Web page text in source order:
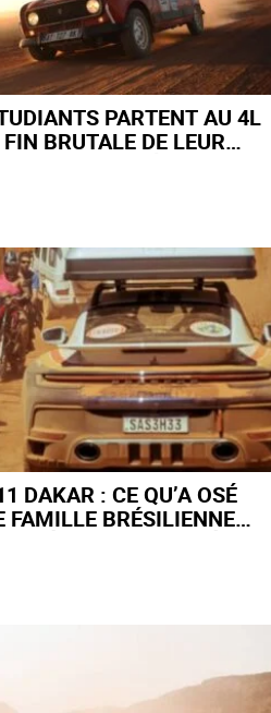
PARTENT AU 4L
BRUTALE DE LEUR
DAKAR : CE QU’A OSÉ
FAMILLE BRÉSILIENNE